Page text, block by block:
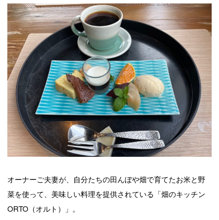
オーナーご夫妻が、自分たちの田んぼや畑で育てたお米と野
菜を使って、美味しい料理を提供されている「畑のキッチン
ORTO（オルト）」。